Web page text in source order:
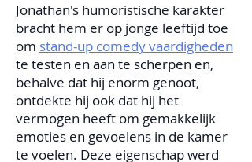
Jonathan's humoristische karakter
bracht hem er op jonge leeftijd toe
om stand-up comedy vaardigheden
te testen en aan te scherpen en,
behalve dat hij enorm genoot,
ontdekte hij ook dat hij het
vermogen heeft om gemakkelijk
emoties en gevoelens in de kamer
te voelen. Deze eigenschap werd